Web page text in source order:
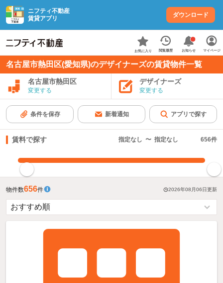
ニフティ不動産
賃貸アプリ
ダウンロード
お気に入り 閲覧履歴 お知らせ マイページ
名古屋市熱田区(愛知県)のデザイナーズの賃貸物件一覧
名古屋市熱田区
変更する
デザイナーズ
変更する
条件を保存 新着通知 アプリで探す
賃料で探す 指定なし 〜 指定なし 656件
物件数656件 2026年08月06日更新